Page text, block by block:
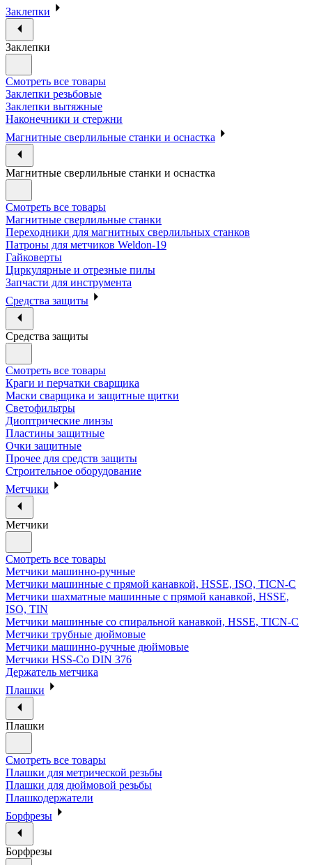
Заклепки
Заклепки
Смотреть все товары
Заклепки резьбовые
Заклепки вытяжные
Наконечники и стержни
Магнитные сверлильные станки и оснастка
Магнитные сверлильные станки и оснастка
Смотреть все товары
Магнитные сверлильные станки
Переходники для магнитных сверлильных станков
Патроны для метчиков Weldon-19
Гайковерты
Циркулярные и отрезные пилы
Запчасти для инструмента
Средства защиты
Средства защиты
Смотреть все товары
Краги и перчатки сварщика
Маски сварщика и защитные щитки
Светофильтры
Диоптрические линзы
Пластины защитные
Очки защитные
Прочее для средств защиты
Строительное оборудование
Метчики
Метчики
Смотреть все товары
Метчики машинно-ручные
Метчики машинные с прямой канавкой, HSSE, ISO, TICN-C
Метчики шахматные машинные с прямой канавкой, HSSE,
ISO, TIN
Метчики машинные со спиральной канавкой, HSSE, TICN-C
Метчики трубные дюймовые
Метчики машинно-ручные дюймовые
Метчики HSS-Co DIN 376
Держатель метчика
Плашки
Плашки
Смотреть все товары
Плашки для метрической резьбы
Плашки для дюймовой резьбы
Плашкодержатели
Борфрезы
Борфрезы